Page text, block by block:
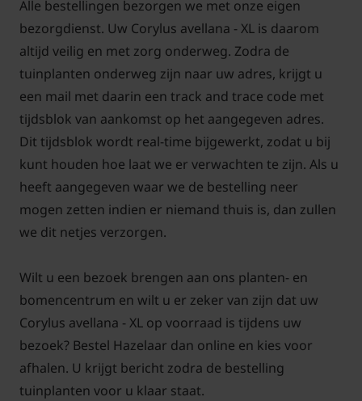
Alle bestellingen bezorgen we met onze eigen
bezorgdienst. Uw Corylus avellana - XL is daarom
altijd veilig en met zorg onderweg. Zodra de
tuinplanten onderweg zijn naar uw adres, krijgt u
een mail met daarin een track and trace code met
tijdsblok van aankomst op het aangegeven adres.
Dit tijdsblok wordt real-time bijgewerkt, zodat u bij
kunt houden hoe laat we er verwachten te zijn. Als u
heeft aangegeven waar we de bestelling neer
mogen zetten indien er niemand thuis is, dan zullen
we dit netjes verzorgen.
Wilt u een bezoek brengen aan ons planten- en
bomencentrum en wilt u er zeker van zijn dat uw
Corylus avellana - XL op voorraad is tijdens uw
bezoek? Bestel Hazelaar dan online en kies voor
afhalen. U krijgt bericht zodra de bestelling
tuinplanten voor u klaar staat.